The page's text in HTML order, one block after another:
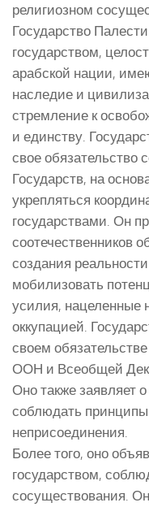
религиозном
Государство
государством,
арабской нации,
наследие и
стремление к
и единству.
свое обязательство
Государств, на
укрепляться
государствами. Он
соотечественников
создания
мобилизовать
усилия, нацеленные
оккупацией.
своем
ООН и Всеобщей
Оно также заявляет
соблюдать
неприсоединения.
Более того, оно
государством,
сосуществования.